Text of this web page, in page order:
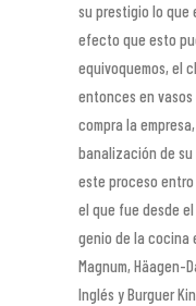
su prestigio lo que
efecto que esto
equivoquemos, el
entonces en vasos
compra la
banalización de su
este proceso
el que fue desde
genio de la cocina
Magnum, Häagen-
Inglés y Burguer